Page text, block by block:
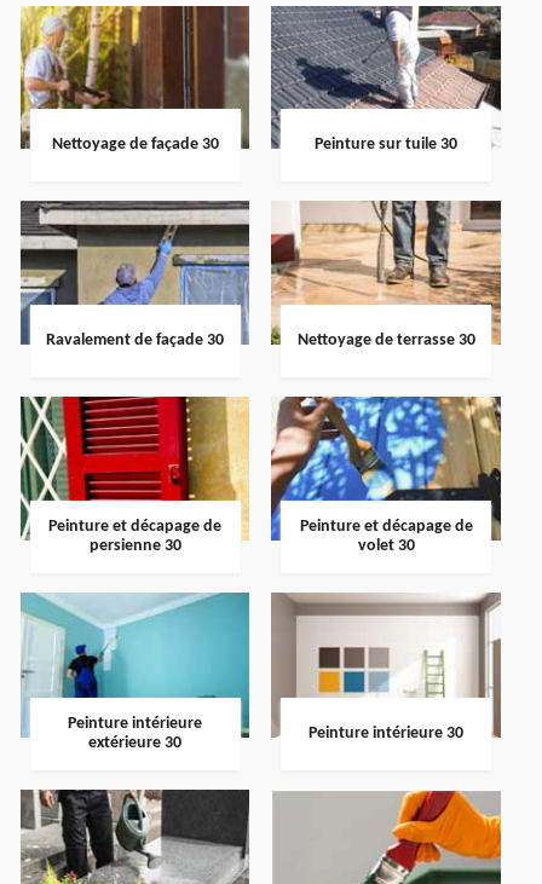
Nettoyage de façade 30 Peinture sur tuile 30
Ravalement de façade 30 Nettoyage de terrasse 30
Peinture et décapage de
persienne 30
Peinture et décapage de
volet 30
Peinture intérieure
extérieure 30
Peinture intérieure 30